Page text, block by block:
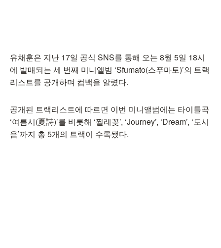
유채훈은 지난 17일 공식 SNS를 통해 오는 8월 5일 18시
에 발매되는 세 번째 미니앨범 ‘Sfumato(스푸마토)’의 트랙
리스트를 공개하며 컴백을 알렸다.
공개된 트랙리스트에 따르면 이번 미니앨범에는 타이틀곡
‘여름시(夏詩)’를 비롯해 ‘찔레꽃’, ‘Journey’, ‘Dream’, ‘도시
음’까지 총 5개의 트랙이 수록됐다.